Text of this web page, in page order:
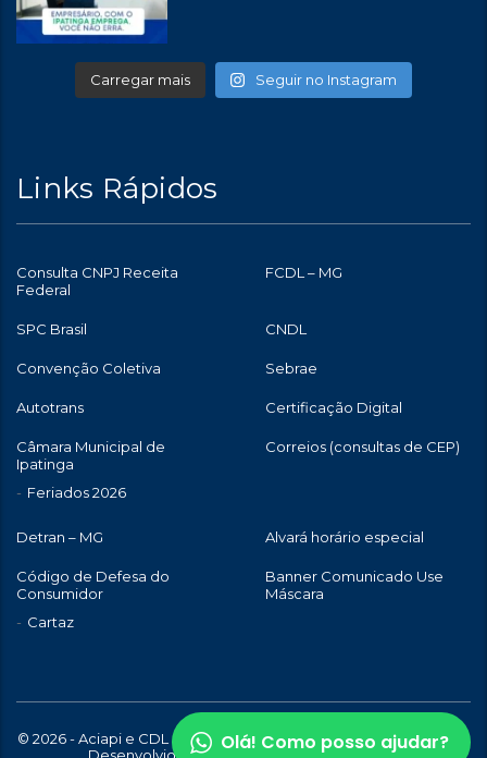
Carregar mais Seguir no Instagram
Links Rápidos
Consulta CNPJ Receita
Federal
FCDL – MG
SPC Brasil CNDL
Convenção Coletiva Sebrae
Autotrans Certificação Digital
Câmara Municipal de
Ipatinga
Feriados 2026
Correios (consultas de CEP)
Detran – MG Alvará horário especial
Código de Defesa do
Consumidor
Cartaz
Banner Comunicado Use
Máscara
© 2026 - Aciapi e CDL de Ipatinga | Todos os direitos reservados |
Olá! Como posso ajudar?